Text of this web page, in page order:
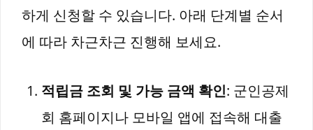
하게 신청할 수 있습니다. 아래 단계별 순서
에 따라 차근차근 진행해 보세요.
적립금 조회 및 가능 금액 확인: 군인공제
회 홈페이지나 모바일 앱에 접속해 대출